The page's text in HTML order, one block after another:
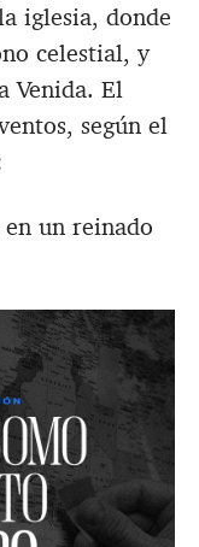
iglesia, donde
celestial, y
Venida. El
según el
un reinado